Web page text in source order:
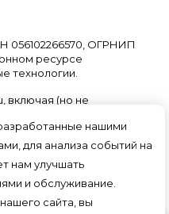
нашими
для анализа событий на
нам улучшать
и обслуживание.
сайта, вы
056102266570, ОГРНИП
ресурсе
технологии
включая (но не
дизайн и оформление
наименование
права и прав на
защищены российским
соглашениями об